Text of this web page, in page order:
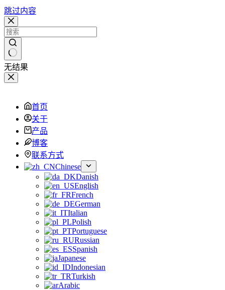
跳过内容
无结果
首页
关于
产品
博客
联系方式
Chinese
Danish
English
French
German
Italian
Polish
Portuguese
Russian
Spanish
Japanese
Indonesian
Turkish
Arabic